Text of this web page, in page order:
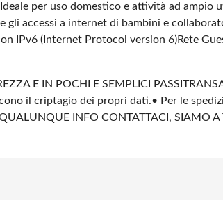
per uso domestico e attività ad ampio
gli accessi a internet di bambini e
IPv6 (Internet Protocol version 6)Rete
E IN POCHI E SEMPLICI PASSI
il criptagio dei propri dati.• Per le
QUALUNQUE INFO CONTATTACI, SIAMO